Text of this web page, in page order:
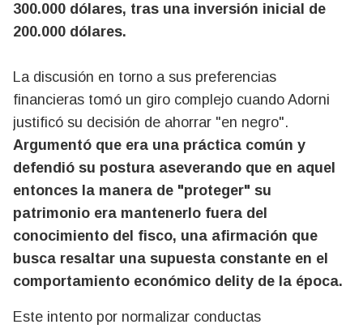
300.000 dólares, tras una inversión inicial de
200.000 dólares.
La discusión en torno a sus preferencias
financieras tomó un giro complejo cuando Adorni
justificó su decisión de ahorrar "en negro".
Argumentó que era una práctica común y
defendió su postura aseverando que en aquel
entonces la manera de "proteger" su
patrimonio era mantenerlo fuera del
conocimiento del fisco, una afirmación que
busca resaltar una supuesta constante en el
comportamiento económico delity de la época.
Este intento por normalizar conductas